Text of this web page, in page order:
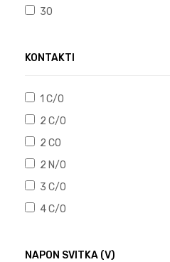
30
KONTAKTI
1 C/O
2 C/O
2 CO
2 N/O
3 C/O
4 C/O
NAPON SVITKA (V)